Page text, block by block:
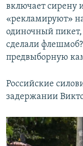
включает сирену
«рекламируют»
одиночный пикет,
сделали
предвыборную
Российские
задержании